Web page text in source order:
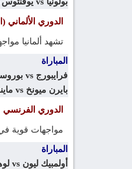
الدوري الألماني
تشهد ألمانيا
المباراة
فرايبورج vs بوروسيا دورتموند
بايرن ميونخ vs ماينز
الدوري الفرنسي
مواجهات قوية
المباراة
أولمبيك ليون vs لوهافر